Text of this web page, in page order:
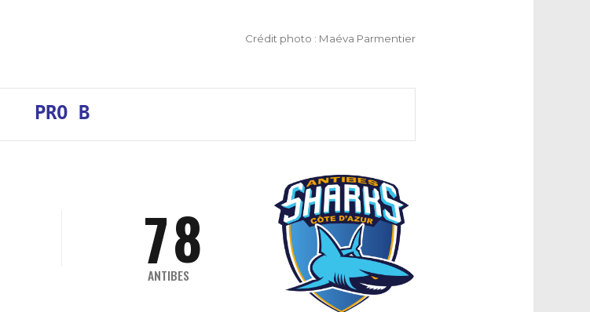
Crédit photo : Maéva Parmentier
PRO B
4
5
7
8
5
6
8
9
ANTIBES